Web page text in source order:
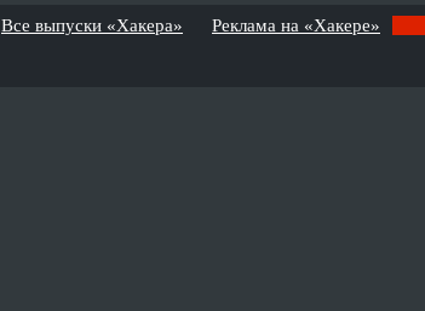
Все выпуски «Хакера» Реклама на «Хакере»